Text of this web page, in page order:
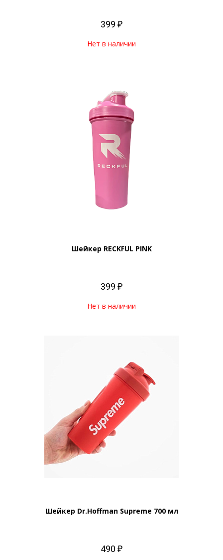
399 ₽
Нет в наличии
Шейкер RECKFUL PINK
399 ₽
Нет в наличии
Шейкер Dr.Hoffman Supreme 700 мл
490 ₽